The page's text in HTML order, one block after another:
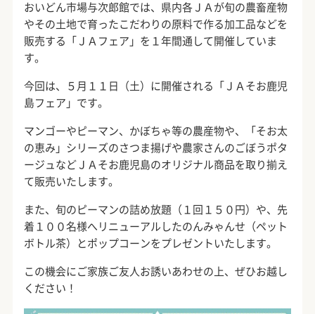
おいどん市場与次郎館では、県内各ＪＡが旬の農畜産物
やその土地で育ったこだわりの原料で作る加工品などを
販売する「ＪＡフェア」を１年間通して開催していま
す。
今回は、５月１１日（土）に開催される「ＪＡそお鹿児
島フェア」です。
マンゴーやピーマン、かぼちゃ等の農産物や、「そお太
の恵み」シリーズのさつま揚げや農家さんのごぼうポタ
ージュなどＪＡそお鹿児島のオリジナル商品を取り揃え
て販売いたします。
また、旬のピーマンの詰め放題（１回１５０円）や、先
着１００名様へリニューアルしたのんみゃんせ（ペット
ボトル茶）とポップコーンをプレゼントいたします。
この機会にご家族ご友人お誘いあわせの上、ぜひお越し
ください！